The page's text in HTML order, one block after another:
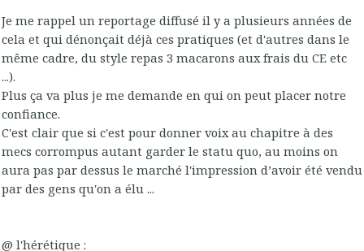
Je me rappel un reportage diffusé il y a plusieurs années de
cela et qui dénonçait déjà ces pratiques (et d'autres dans le
même cadre, du style repas 3 macarons aux frais du CE etc
...).
Plus ça va plus je me demande en qui on peut placer notre
confiance.
C'est clair que si c'est pour donner voix au chapitre à des
mecs corrompus autant garder le statu quo, au moins on
aura pas par dessus le marché l'impression d’avoir été vendu
par des gens qu'on a élu ...
@ l'hérétique :